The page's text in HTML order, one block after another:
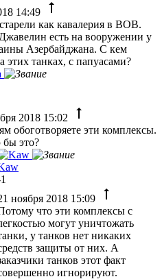
14:49
как кавалерия в ВОВ.
есть на вооружении у
Азербайджана. С кем
этих танках, с папуасами?
2018 15:02
обоготворяете эти комплексы.
бы это?
ноября 2018 15:09
что эти комплексы с
могут уничтожать
у танков нет никаких
защиты от них. А
танков этот факт
игнорируют.